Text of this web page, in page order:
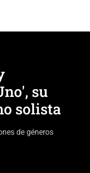
su
solista
de géneros